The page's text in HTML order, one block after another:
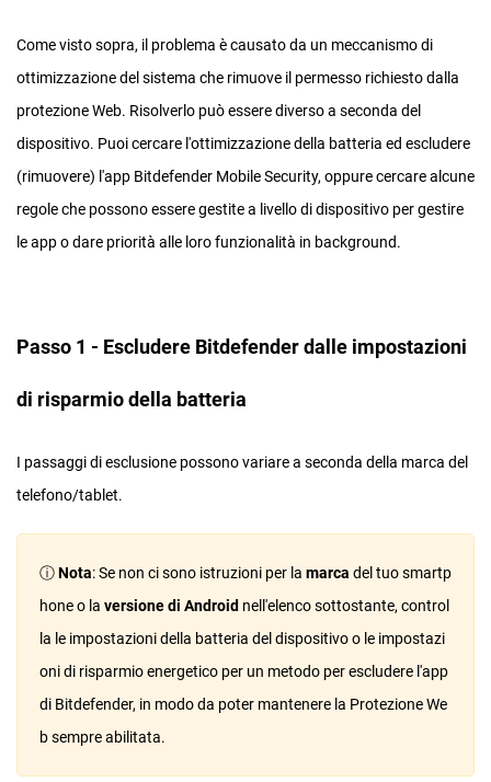
Come visto sopra, il problema è causato da un meccanismo di
ottimizzazione del sistema che rimuove il permesso richiesto dalla
protezione Web. Risolverlo può essere diverso a seconda del
dispositivo. Puoi cercare l'ottimizzazione della batteria ed escludere
(rimuovere) l'app Bitdefender Mobile Security, oppure cercare alcune
regole che possono essere gestite a livello di dispositivo per gestire
le app o dare priorità alle loro funzionalità in background.
Passo 1 - Escludere Bitdefender dalle impostazioni
di risparmio della batteria
I passaggi di esclusione possono variare a seconda della marca del
telefono/tablet.
ⓘNota: Se non ci sono istruzioni per la marca del tuo smartp
hone o la versione di Android nell'elenco sottostante, control
la le impostazioni della batteria del dispositivo o le impostazi
oni di risparmio energetico per un metodo per escludere l'app
di Bitdefender, in modo da poter mantenere la Protezione We
b sempre abilitata.